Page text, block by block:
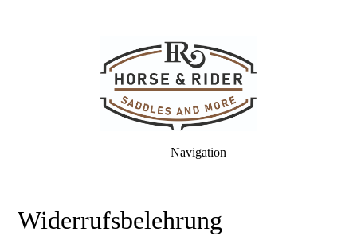
Navigation
Widerrufsbelehrung